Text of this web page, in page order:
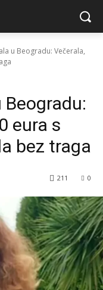
u Beogradu: Večerala,
eura s
bez traga
0
211